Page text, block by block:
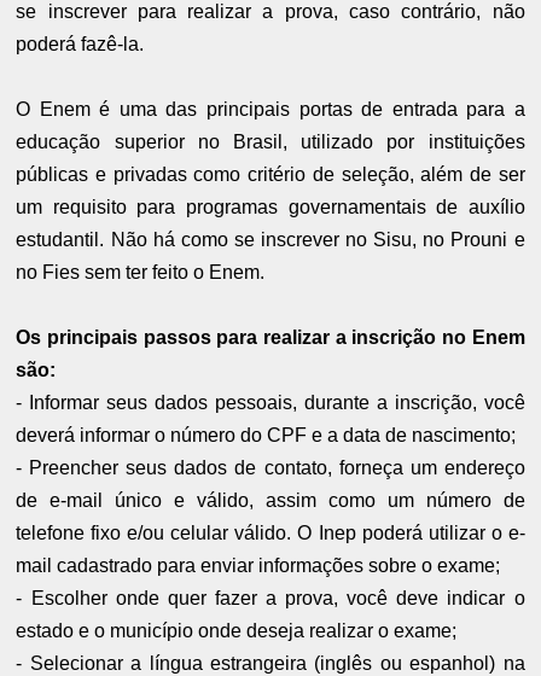
se inscrever para realizar a prova, caso contrário, não
poderá fazê-la.
O Enem é uma das principais portas de entrada para a
educação superior no Brasil, utilizado por instituições
públicas e privadas como critério de seleção, além de ser
um requisito para programas governamentais de auxílio
estudantil. Não há como se inscrever no Sisu, no Prouni e
no Fies sem ter feito o Enem.
Os principais passos para realizar a inscrição no Enem
são:
- Informar seus dados pessoais, durante a inscrição, você
deverá informar o número do CPF e a data de nascimento;
- Preencher seus dados de contato, forneça um endereço
de e-mail único e válido, assim como um número de
telefone fixo e/ou celular válido. O Inep poderá utilizar o e-
mail cadastrado para enviar informações sobre o exame;
- Escolher onde quer fazer a prova, você deve indicar o
estado e o município onde deseja realizar o exame;
- Selecionar a língua estrangeira (inglês ou espanhol) na